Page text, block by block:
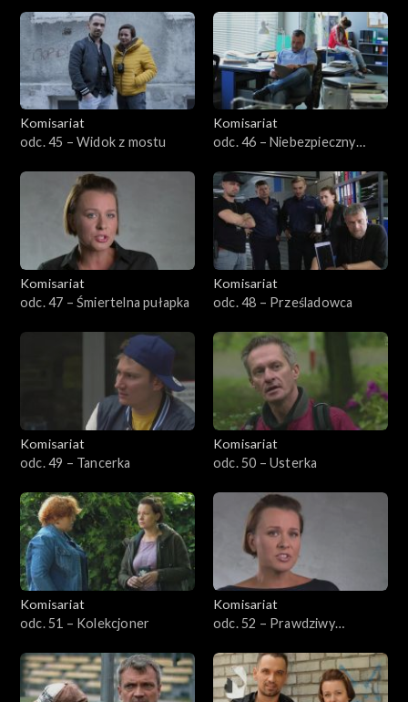
Komisariat
odc. 45 – Widok z mostu
Komisariat
odc. 46 – Niebezpieczny
Komisariat
odc. 47 – Śmiertelna pułapka
Komisariat
odc. 48 – Prześladowca
Komisariat
odc. 49 – Tancerka
Komisariat
odc. 50 – Usterka
Komisariat
odc. 51 – Kolekcjoner
Komisariat
odc. 52 – Prawdziwy